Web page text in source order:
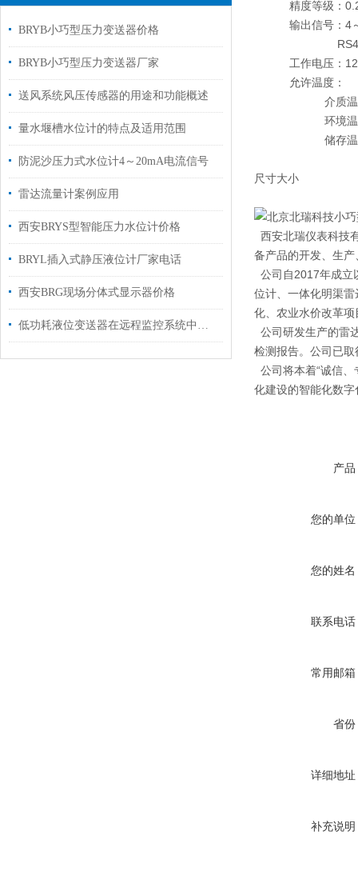
BRYB小巧型压力变送器价格
BRYB小巧型压力变送器厂家
送风系统风压传感器的用途和功能概述
量水堰槽水位计的特点及适用范围
防泥沙压力式水位计4～20mA电流信号
雷达流量计案例应用
西安BRYS型智能压力水位计价格
BRYL插入式静压液位计厂家电话
西安BRG现场分体式显示器价格
低功耗液位变送器在远程监控系统中的应用
精度等级：0.2
输出信号：4～
RS485数
工作电压：12
允许温度：
介质温度
环境温度
储存温度
尺寸大小
西安北瑞仪表科技
备产品的开发、生
公司自2017年成立
位计、一体化明渠
化、农业水价改革
公司研发生产的雷
检测报告。公司已
公司将本着“诚信
化建设的智能化数
产品
您的单位
您的姓名
联系电话
常用邮箱
省份
详细地址
补充说明